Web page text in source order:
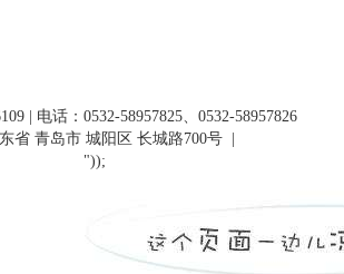
| 电话：0532-58957825、0532-58957826
省 青岛市 城阳区 长城路700号 |
"));